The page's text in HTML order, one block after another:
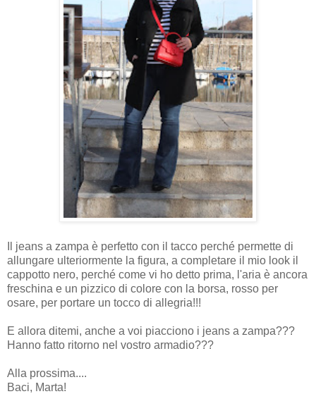
Il jeans a zampa è perfetto con il tacco perché permette di
allungare ulteriormente la figura, a completare il mio look il
cappotto nero, perché come vi ho detto prima, l'aria è ancora
freschina e un pizzico di colore con la borsa, rosso per
osare, per portare un tocco di allegria!!!
E allora ditemi, anche a voi piacciono i jeans a zampa???
Hanno fatto ritorno nel vostro armadio???
Alla prossima....
Baci, Marta!